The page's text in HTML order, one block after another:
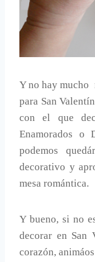
Y no hay mucho
para San
con el que
Enamorados o
podemos
decorativo y
mesa romántica.
Y bueno, si no
decorar en San
corazón,